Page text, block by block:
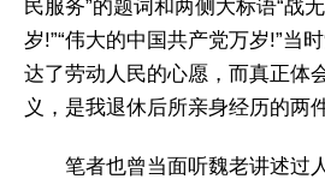
民服务”的题词和两侧大标语“战
岁!”“伟大的中国共产党万岁!”当
达了劳动人民的心愿，而真正体
义，是我退休后所亲身经历的两
笔者也曾当面听魏老讲述过